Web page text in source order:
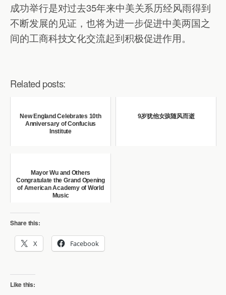
成功举行是对过去35年来中美关系历经风雨得到
不断发展的见证，也将为进一步促进中美两国之
间的工商科技文化交流起到积极促进作用。
Related posts:
New England Celebrates 10th
Anniversary of Confucius
Institute
9岁犹他女孩随风而逝
Mayor Wu and Others
Congratulate the Grand Opening
of American Academy of World
Music
Share this:
X Facebook
Like this: